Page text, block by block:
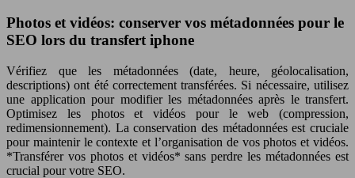
Photos et vidéos: conserver vos métadonnées pour le
SEO lors du transfert iphone
Vérifiez que les métadonnées (date, heure, géolocalisation,
descriptions) ont été correctement transférées. Si nécessaire, utilisez
une application pour modifier les métadonnées après le transfert.
Optimisez les photos et vidéos pour le web (compression,
redimensionnement). La conservation des métadonnées est cruciale
pour maintenir le contexte et l’organisation de vos photos et vidéos.
*Transférer vos photos et vidéos* sans perdre les métadonnées est
crucial pour votre SEO.